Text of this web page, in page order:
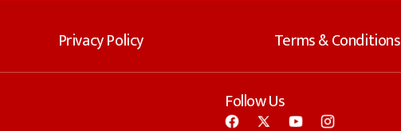
Privacy Policy Terms & Conditions
Follow Us